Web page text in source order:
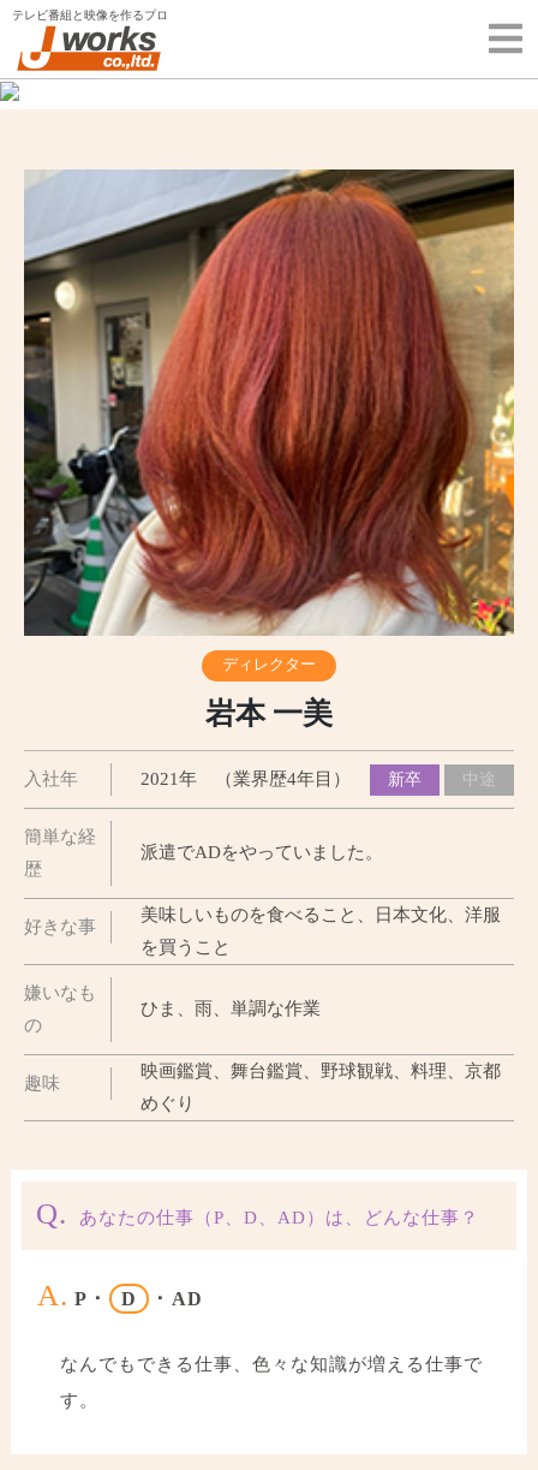
Skip
content
テレビ番組と映像を作るプロ
ディレクター
岩本 一美
入社年 2021年 （業界歴4年目） 新卒 中途
簡単な経
歴
派遣でADをやっていました。
好きな事
美味しいものを食べること、日本文化、洋服
を買うこと
嫌いなも
の
ひま、雨、単調な作業
趣味
映画鑑賞、舞台鑑賞、野球観戦、料理、京都
めぐり
Q. あなたの仕事（P、D、AD）は、どんな仕事？
A. P ･ D ･ AD
なんでもできる仕事、色々な知識が増える仕事で
す。